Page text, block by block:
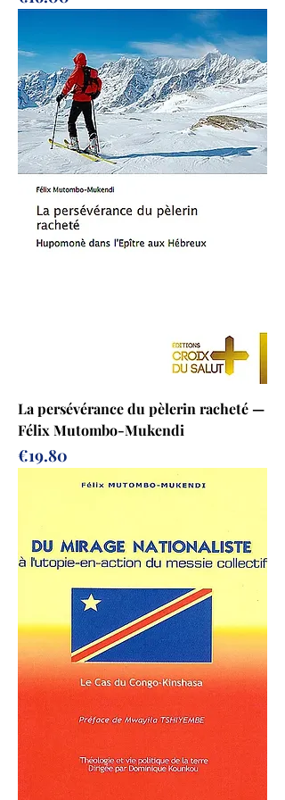
La persévérance du pèlerin racheté —
Félix Mutombo-Mukendi
Prix
€19.80